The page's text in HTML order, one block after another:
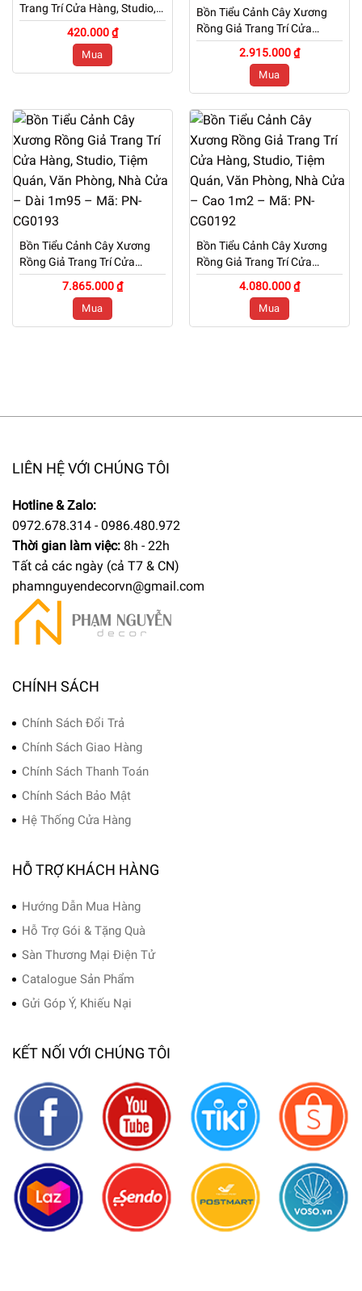
Trang Trí Cửa Hàng, Studio,
Tiệm Quán, Văn Phòng, Nhà
Cửa – Mã: PN-CG0197
420.000 ₫
Mua
Bồn Tiểu Cảnh Cây Xương
Rồng Giả Trang Trí Cửa
Hàng, Studio, Tiệm Quán,
Văn Phòng, Nhà Cửa – Cao
90cm – Mã: PN-CG0196
2.915.000 ₫
Mua
Bồn Tiểu Cảnh Cây Xương
Rồng Giả Trang Trí Cửa
Hàng, Studio, Tiệm Quán,
Văn Phòng, Nhà Cửa – Dài
1m95 – Mã: PN-CG0193
7.865.000 ₫
Mua
Bồn Tiểu Cảnh Cây Xương
Rồng Giả Trang Trí Cửa
Hàng, Studio, Tiệm Quán,
Văn Phòng, Nhà Cửa – Cao
1m2 – Mã: PN-CG0192
4.080.000 ₫
Mua
LIÊN HỆ VỚI CHÚNG TÔI
Hotline & Zalo:
0972.678.314 - 0986.480.972
Thời gian làm việc: 8h - 22h
Tất cả các ngày (cả T7 & CN)
phamnguyendecorvn@gmail.com
CHÍNH SÁCH
Chính Sách Đổi Trả
Chính Sách Giao Hàng
Chính Sách Thanh Toán
Chính Sách Bảo Mật
Hệ Thống Cửa Hàng
HỖ TRỢ KHÁCH HÀNG
Hướng Dẫn Mua Hàng
Hỗ Trợ Gói & Tặng Quà
Sàn Thương Mại Điện Tử
Catalogue Sản Phẩm
Gửi Góp Ý, Khiếu Nại
KẾT NỐI VỚI CHÚNG TÔI